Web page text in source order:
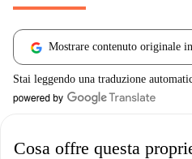
Mostrare contenuto originale
Stai leggendo una traduzione
Cosa offre questa